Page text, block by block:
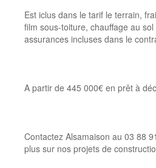
Est iclus dans le tarif le terrain,
film sous-toiture, chauffage au
assurances incluses dans le
A partir de 445 000€ en prêt à
Contactez Alsamaison au 03 88
plus sur nos projets de